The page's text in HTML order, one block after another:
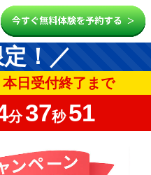
！／
日受付終了まで
分 34秒 82